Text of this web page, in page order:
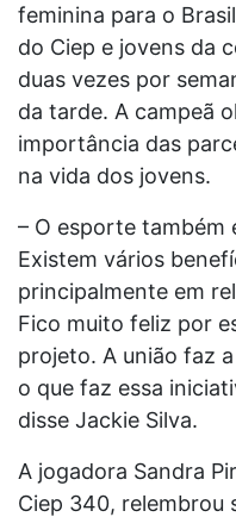
feminina para o
do Ciep e jovens da
duas vezes por
da tarde. A campeã
importância das
na vida dos jovens.
– O esporte também
Existem vários
principalmente em
Fico muito feliz por
projeto. A união faz
o que faz essa
disse Jackie Silva.
A jogadora Sandra
Ciep 340, relembrou